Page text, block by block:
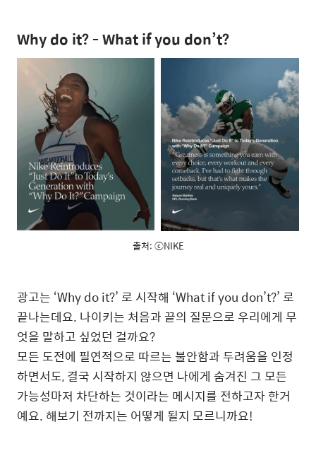
Why do it? - What if you don’t?
출처: ⓒNIKE
광고는 ‘Why do it?’ 로 시작해 ‘What if you don’t?’ 로
끝나는데요. 나이키는 처음과 끝의 질문으로 우리에게 무
엇을 말하고 싶었던 걸까요?
모든 도전에 필연적으로 따르는 불안함과 두려움을 인정
하면서도, 결국 시작하지 않으면 나에게 숨겨진 그 모든
가능성마저 차단하는 것이라는 메시지를 전하고자 한거
예요. 해보기 전까지는 어떻게 될지 모르니까요!